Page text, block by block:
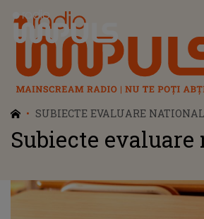
Radio Impuls
SUBIECTE EVALUARE
Subiecte